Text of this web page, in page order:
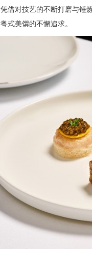
借对技艺的不断打磨与锤
式美馔的不懈追求。